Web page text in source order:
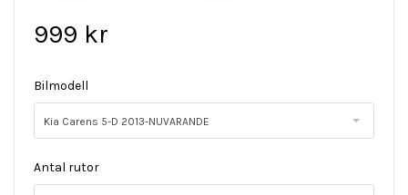
999 kr
Bilmodell
Kia Carens 5-D 2013-NUVARANDE
Antal rutor